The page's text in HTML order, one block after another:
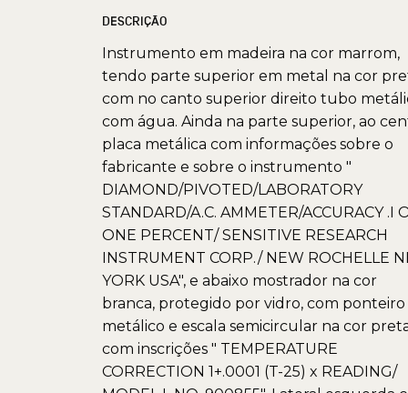
DESCRIÇÃO
Instrumento em madeira na cor marrom,
tendo parte superior em metal na cor
com no canto superior direito tubo
com água. Ainda na parte superior, ao
placa metálica com informações sobre o
fabricante e sobre o instrumento "
DIAMOND/PIVOTED/LABORATORY
STANDARD/A.C. AMMETER/ACCURACY .I
ONE PERCENT/ SENSITIVE RESEARCH
INSTRUMENT CORP./ NEW ROCHELLE
YORK USA", e abaixo mostrador na cor
branca, protegido por vidro, com ponteiro
metálico e escala semicircular na cor
com inscrições " TEMPERATURE
CORRECTION 1+.0001 (T-25) x READING/